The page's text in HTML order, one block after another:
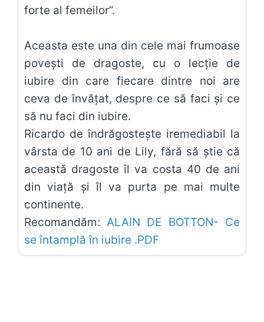
forte al femeilor”.
Aceasta este una din cele mai frumoase
povești de dragoste, cu o lecție de
iubire din care fiecare dintre noi are
ceva de învățat, despre ce să faci și ce
să nu faci din iubire.
Ricardo de îndrăgostește iremediabil la
vârsta de 10 ani de Lily, fără să știe că
această dragoste îl va costa 40 de ani
din viață și îl va purta pe mai multe
continente.
Recomandăm: ALAIN DE BOTTON- Ce
se întamplă în iubire .PDF